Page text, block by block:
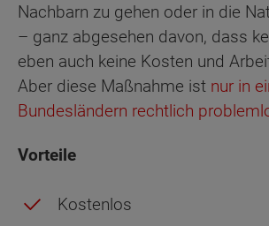
Nachbarn zu gehen oder in die
– ganz abgesehen davon, dass
eben auch keine Kosten und
Aber diese Maßnahme ist nur in
Bundesländern rechtlich
Vorteile
Kostenlos